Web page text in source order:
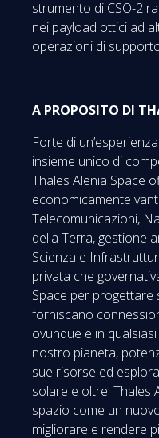
strumento di CSO-2
nei payload ottici ad
operazioni di
A PROPOSITO DI
Forte di
insieme unico di
Thales Alenia Space
economicamente
Telecomunicazioni,
della Terra, gestione
Scienza e
privata che
Space per progettare
forniscano
ovunque e in
nostro pianeta,
sue risorse ed
solare e oltre. Thales
spazio come un
migliorare e rendere